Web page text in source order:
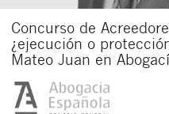
Concurso de
¿ejecución o
Mateo Juan en